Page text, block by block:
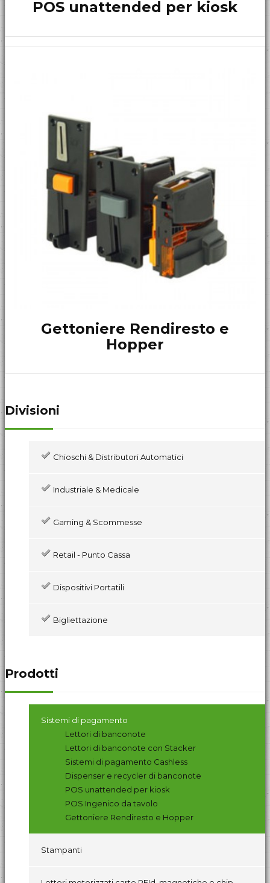
POS unattended per kiosk
Gettoniere Rendiresto e
Hopper
Divisioni
Chioschi & Distributori Automatici
Industriale & Medicale
Gaming & Scommesse
Retail - Punto Cassa
Dispositivi Portatili
Bigliettazione
Prodotti
Sistemi di pagamento
Lettori di banconote
Lettori di banconote con Stacker
Sistemi di pagamento Cashless
Dispenser e recycler di banconote
POS unattended per kiosk
POS Ingenico da tavolo
Gettoniere Rendiresto e Hopper
Stampanti